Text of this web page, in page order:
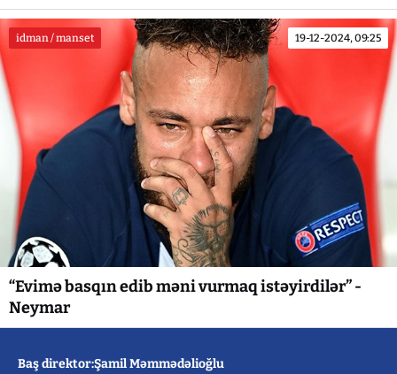
idman / manset 19-12-2024, 09:25
“Evimə basqın edib məni vurmaq istəyirdilər” -
Neymar
Baş direktor:Şamil Məmmədəlioğlu